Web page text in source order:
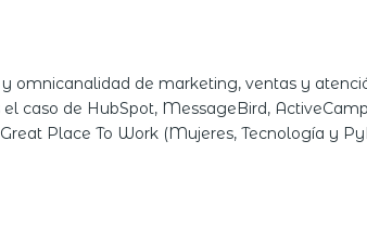
omnicanalidad de marketing, ventas y
caso de HubSpot, MessageBird,
Place To Work (Mujeres, Tecnología y